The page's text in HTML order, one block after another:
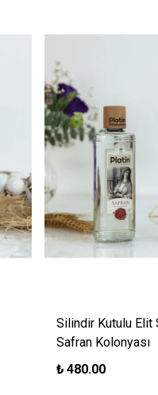
Silindir Kutulu Elit
Safran Kolonyası
₺480.00